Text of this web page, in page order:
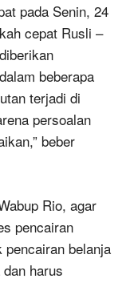
pada Senin, 24
cepat Rusli –
beberapa
terjadi di
persoalan
beber
Rio, agar
pencairan
belanja
harus